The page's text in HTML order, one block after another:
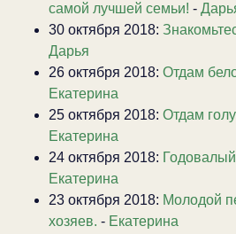
самой лучшей семьи! -
30 октября 2018:
Дарья
26 октября 2018: Отдам
Екатерина
25 октября 2018: Отдам
Екатерина
24 октября 2018:
Екатерина
23 октября 2018: Молодой
хозяев. - Екатерина